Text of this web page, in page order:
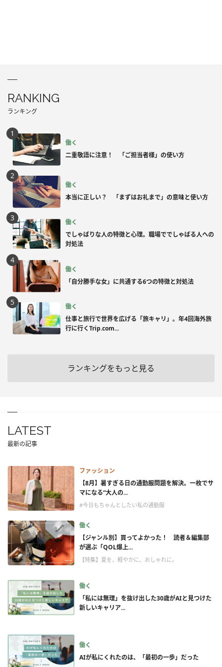
RANKING
ランキング
働く
二重敬語に注意！ 「ご担当者様」の使い方
働く
本当に正しい？ 「まずはお礼まで」の意味と使い方
働く
でしゃばりな人の特徴と心理。職場ででしゃばる人への
対処法
働く
「自分勝手な女」に共通する6つの特徴と対処法
働く
仕事と旅行で世界を広げる「旅キャリ」。年4回海外旅
行に行くTrip.com...
ランキングをもっと見る
LATEST
最新の記事
ファッション
【8月】暑すぎる日の通勤服問題を解決。一枚でサ
マになる“大人の...
#今日もちゃんとしたい私の通勤服
働く
【ジャンル別】買ってよかった！ 読者＆編集部
が選ぶ「QOL爆上...
【特集】夏を、軽やかに、おしゃれに。
働く
「私には無理」を抜け出した30歳がAIと見つけた
新しいキャリア...
働く
AIが私にくれたのは、「最初の一歩」だった